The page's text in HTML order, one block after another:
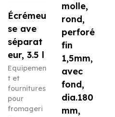
Écrémeu
se ave
séparat
eur, 3.5 l
Equipemen
t et
fournitures
pour
fromageri
molle,
rond,
perforé
fin
1,5mm,
avec
fond,
dia.180
mm,